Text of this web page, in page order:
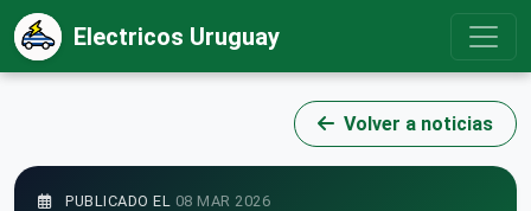
Electricos Uruguay
Volver a noticias
PUBLICADO EL 08 MAR 2026